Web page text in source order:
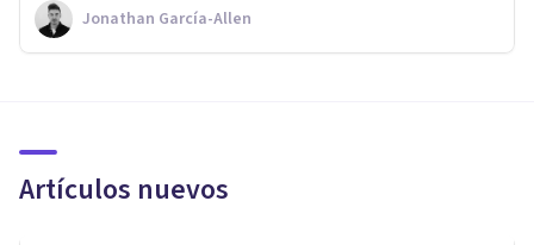
Jonathan García-Allen
Artículos nuevos